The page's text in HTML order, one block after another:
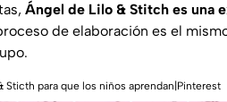
Ángel de Lilo & Stitch es una
de elaboración es el
para que los niños aprendan|Pinterest